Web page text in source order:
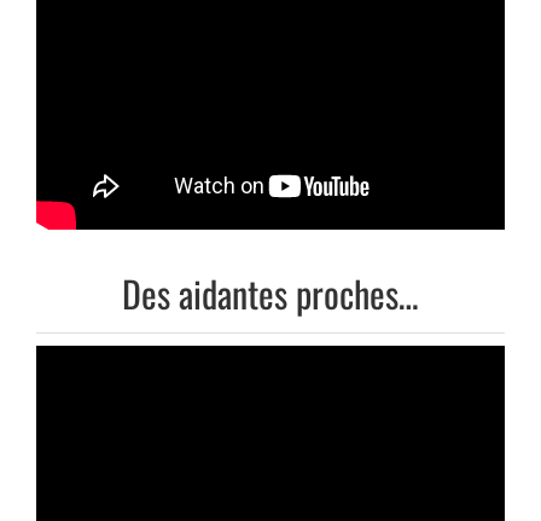
Des aidantes proches…